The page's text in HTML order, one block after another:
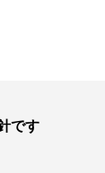
です